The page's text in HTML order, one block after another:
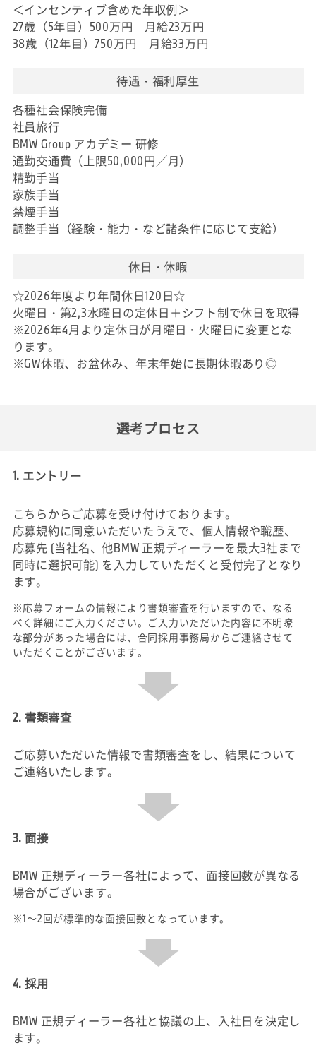
＜インセンティブ含めた年収例＞
27歳（5年目）500万円 月給23万円
38歳（12年目）750万円 月給33万円
待遇・福利厚生
各種社会保険完備
社員旅行
BMW Group アカデミー 研修
通勤交通費（上限50,000円／月）
精勤手当
家族手当
禁煙手当
調整手当（経験・能力・など諸条件に応じて支給）
休日・休暇
☆2026年度より年間休日120日☆
火曜日・第2,3水曜日の定休日＋シフト制で休日を取得
※2026年4月より定休日が月曜日・火曜日に変更とな
ります。
※GW休暇、お盆休み、年末年始に長期休暇あり◎
選考プロセス
1. エントリー
こちらからご応募を受け付けております。
応募規約に同意いただいたうえで、個人情報や職歴、
応募先 (当社名、他BMW 正規ディーラーを最大3社まで
同時に選択可能) を入力していただくと受付完了となり
ます。
※応募フォームの情報により書類審査を行いますので、なる
べく詳細にご入力ください。ご入力いただいた内容に不明瞭
な部分があった場合には、合同採用事務局からご連絡させて
いただくことがございます。
2. 書類審査
ご応募いただいた情報で書類審査をし、結果について
ご連絡いたします。
3. 面接
BMW 正規ディーラー各社によって、面接回数が異なる
場合がございます。
※1～2回が標準的な面接回数となっています。
4. 採用
BMW 正規ディーラー各社と協議の上、入社日を決定し
ます。